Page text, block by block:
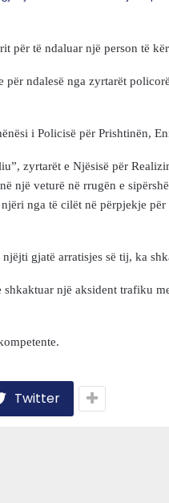
për të ndaluar një person të
ndalesë nga zyrtarët
i Policisë për Prishtinën,
zyrtarët e Njësisë për
një veturë në rrugën e
nga të cilët në përpjekje
gjatë arratisjes së tij, ka
një aksident trafiku
Twitter